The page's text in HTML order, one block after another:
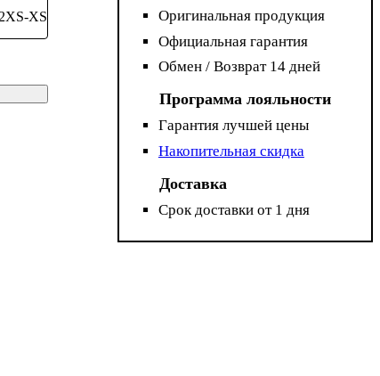
XS
Оригинальная продукция
Официальная гарантия
Обмен / Возврат 14 дней
Программа лояльности
Гарантия лучшей цены
Накопительная скидка
Доставка
Срок доставки от 1 дня